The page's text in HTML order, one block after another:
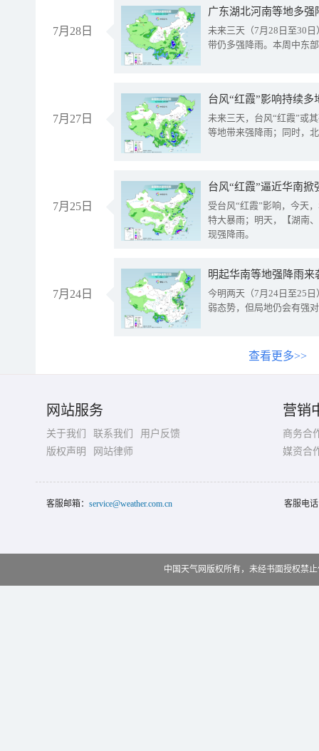
7月28日
广东湖北河南等地多
未来三天（7月28日至30
带仍多强降雨。本周中东
7月27日
台风“红霞”影响持续
未来三天，台风“红霞”或
等地带来强降雨；同时，
7月25日
台风“红霞”逼近华南
受台风“红霞”影响，今天
特大暴雨；明天，【湖南
现强降雨。
7月24日
明起华南等地强降雨
今明两天（7月24日至25
弱态势，但局地仍会有强
查看更多>>
网站服务
关于我们 联系我们
用户反馈
版权声明
网站律师
营销
商务合
媒资合
客服邮箱： service@weather.com.cn 客服电
中国天气网版权所有，未经书面授权